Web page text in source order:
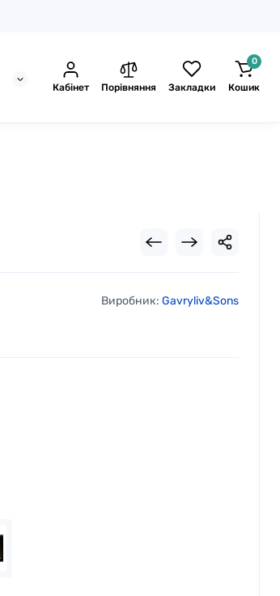
Кабінет Порівняння Закладки
0
Кошик
Виробник: Gavryliv&Sons